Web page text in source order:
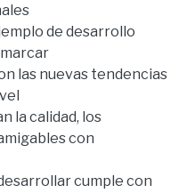
de desarrollo
las nuevas tendencias
la calidad, los
con
cumple con